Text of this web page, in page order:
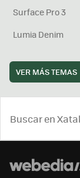
Surface Pro 3
Lumia Denim
VER MÁS TEMAS